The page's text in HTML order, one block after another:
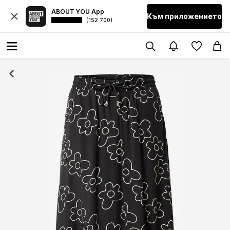
ABOUT YOU App
(152 700) Към приложението